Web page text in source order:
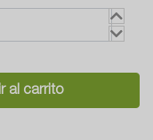
al carrito